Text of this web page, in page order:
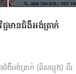
ជមានជំងឺ​អង់ត្រាក់​
ជំងឺ​អង់ត្រាក់​ (ពិសធ្យូង)​ ពីរ​